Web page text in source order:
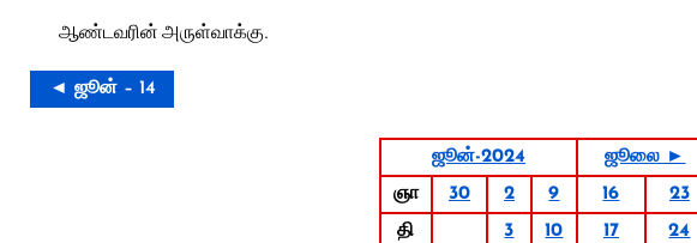
ஆண்டவரின் அருள்வாக்கு.
◄ ஜூன் – 14
ஜூன்-2024
ஜூலை ►
ஞா
30 2 9 16
23
தி
3 10 17
24